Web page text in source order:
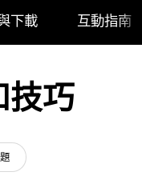
下載 互動指南
技巧